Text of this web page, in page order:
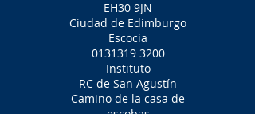
EH30 9JN
Ciudad de Edimburgo
Escocia
0131319 3200
Instituto
RC de San Agustín
Camino de la casa de